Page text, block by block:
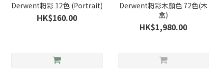
Derwent粉彩 12色 (Portrait)
HK$160.00
Derwent粉彩木顏色 72色(木
盒)
HK$1,980.00